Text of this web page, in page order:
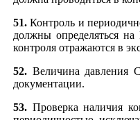
51. Контроль и
должны определяться
контроля отражаются в
52. Величина давления
документации.
53. Проверка наличия